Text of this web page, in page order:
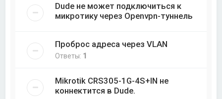
Dude не может подключиться к
микротику через Openvpn-туннель
Проброс адреса через VLAN
Ответы: 1
Mikrotik CRS305-1G-4S+IN не
коннектится в Dude.